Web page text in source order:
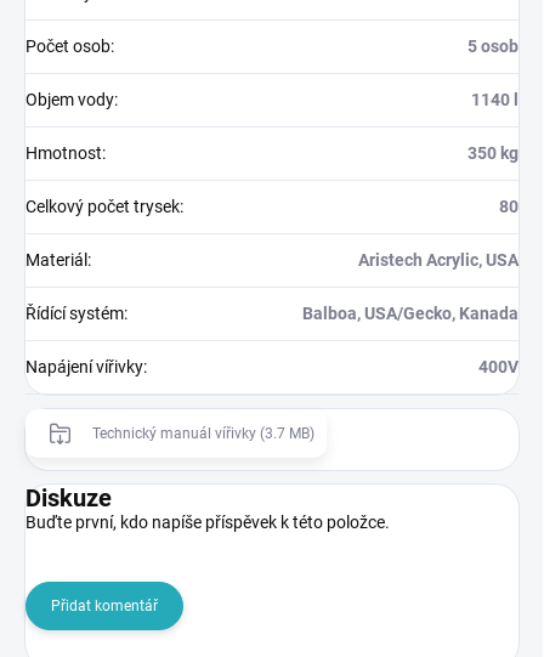
Počet osob: 5 osob
Objem vody: 1140 l
Hmotnost: 350 kg
Celkový počet trysek: 80
Materiál : Aristech Acrylic, USA
Řídící systém: Balboa, USA/Gecko, Kanada
Napájení vířivky: 400V
Technický manuál vířivky (3.7 MB)
Diskuze
Buďte první, kdo napíše příspěvek k této položce.
Přidat komentář